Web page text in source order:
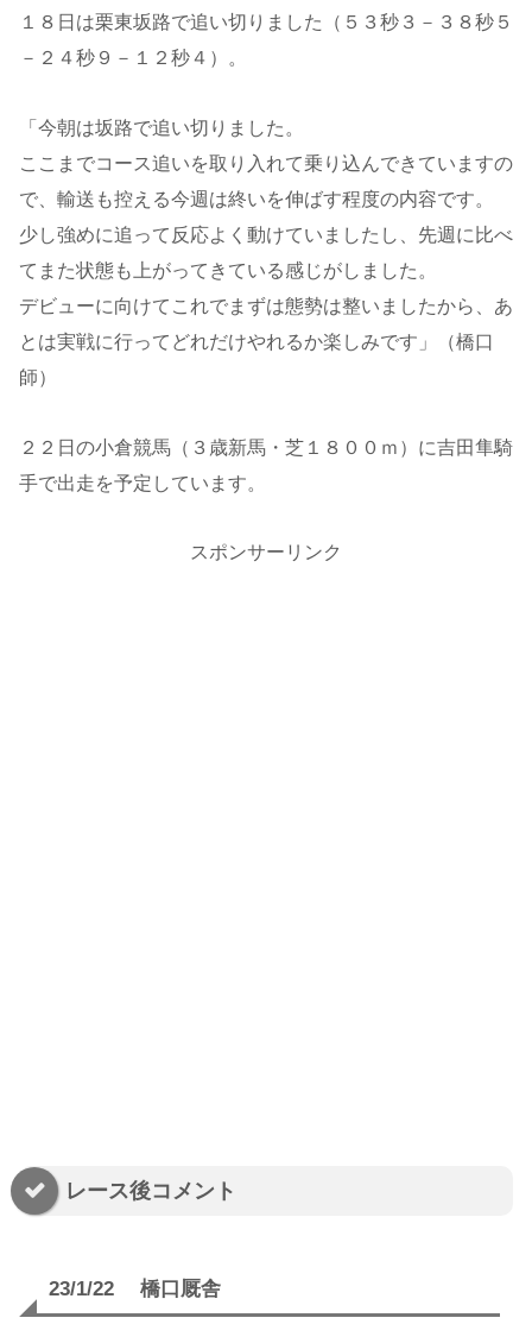
１８日は栗東坂路で追い切りました（５３秒３－３８秒５
－２４秒９－１２秒４）。
「今朝は坂路で追い切りました。
ここまでコース追いを取り入れて乗り込んできていますの
で、輸送も控える今週は終いを伸ばす程度の内容です。
少し強めに追って反応よく動けていましたし、先週に比べ
てまた状態も上がってきている感じがしました。
デビューに向けてこれでまずは態勢は整いましたから、あ
とは実戦に行ってどれだけやれるか楽しみです」（橋口
師）
２２日の小倉競馬（３歳新馬・芝１８００ｍ）に吉田隼騎
手で出走を予定しています。
スポンサーリンク
レース後コメント
23/1/22 橋口厩舎